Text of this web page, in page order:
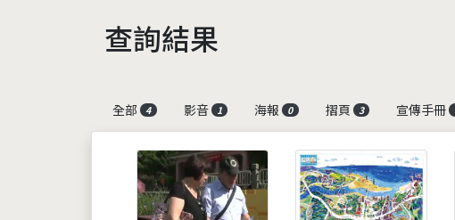
查詢結果
全部
4 影音 1 海報 0 摺頁 3 宣傳手冊